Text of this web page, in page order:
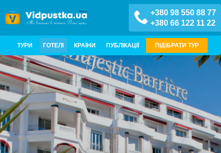
+380 98 550 88 77
+380 66 122 11 22
ТУРИ ГОТЕЛІ КРАЇНИ ПУБЛІКАЦІЇ ПІДІБРАТИ ТУР